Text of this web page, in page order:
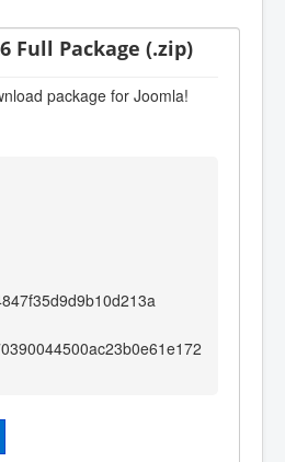
Full Package (.zip)
package for Joomla!